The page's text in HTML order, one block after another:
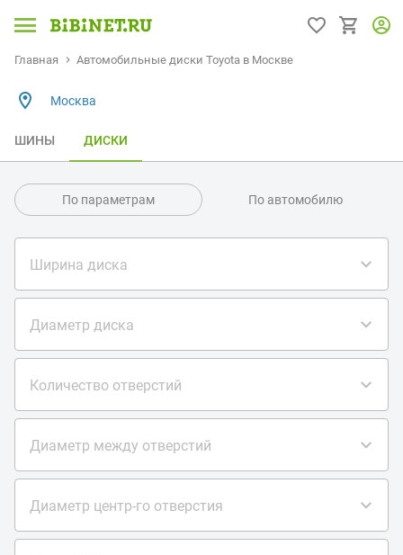
Главная Автомобильные диски Toyota в Москве
Москва
ШИНЫ ДИСКИ
По параметрам По автомобилю
Ширина диска
Диаметр диска
Количество отверстий
Диаметр между отверстий
Диаметр центр-го отверстия